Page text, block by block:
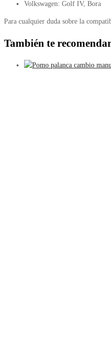
Volkswagen: Golf IV, Bora
Para cualquier duda sobre la
También te